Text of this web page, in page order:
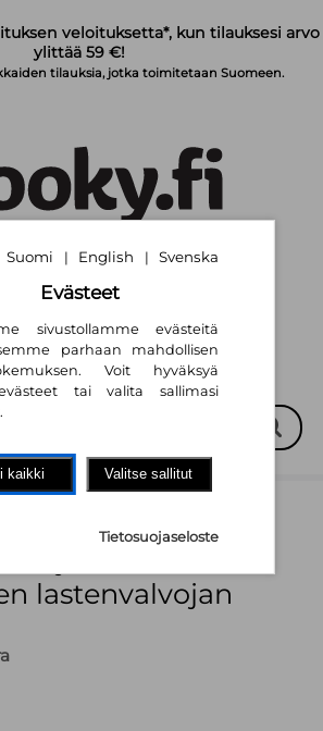
veloituksetta*, kun tilauksesi arvo
ylittää 59 €!
tilauksia, jotka toimitetaan Suomeen.
| English | Svenska
ja siihen
lastenvalvojan
Suomi | English | Svenska
Evästeet
sivustollamme evästeitä
parhaan mahdollisen
Voit hyväksyä
tai valita sallimasi
kaikki Valitse sallitut
Tietosuojaseloste